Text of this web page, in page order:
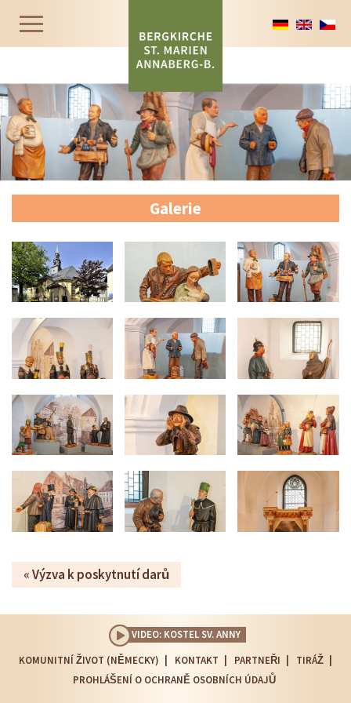
Galerie
Výzva k poskytnutí darů
VIDEO: KOSTEL SV. ANNY
KOMUNITNÍ ŽIVOT (NĚMECKY)
KONTAKT PARTNEŘI
TIRÁŽ
PROHLÁŠENÍ O OCHRANĚ OSOBNÍCH ÚDAJŮ